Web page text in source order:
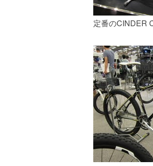
定番のCINDER